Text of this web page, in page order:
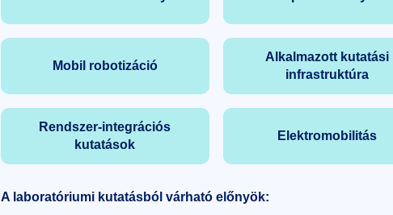
Mobil robotizáció
Alkalmazott kutatási
infrastruktúra
Rendszer-integrációs
kutatások
Elektromobilitás
A laboratóriumi kutatásból várható előnyök: